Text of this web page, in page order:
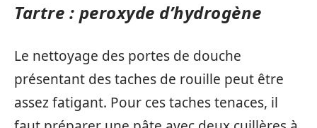
Tartre : peroxyde d’hydrogène
Le nettoyage des portes de douche
présentant des taches de rouille peut être
assez fatigant. Pour ces taches tenaces, il